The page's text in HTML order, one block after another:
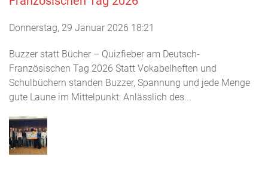
Donnerstag, 29 Januar 2026 18:21
Buzzer statt Bücher – Quizfieber am Deutsch-
Französischen Tag 2026 Statt Vokabelheften und
Schulbüchern standen Buzzer, Spannung und jede Menge
gute Laune im Mittelpunkt: Anlässlich des...